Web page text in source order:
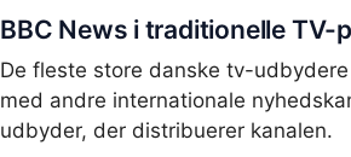
BBC News i traditionelle TV-
De fleste store danske tv-
med andre internationale
udbyder, der distribuerer kanalen.